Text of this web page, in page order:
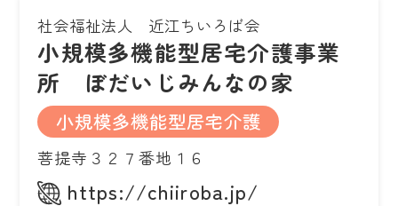
社会福祉法人 近江ちいろば会
小規模多機能型居宅介護事業
所 ぼだいじみんなの家
小規模多機能型居宅介護
菩提寺３２７番地１６
https://chiiroba.jp/